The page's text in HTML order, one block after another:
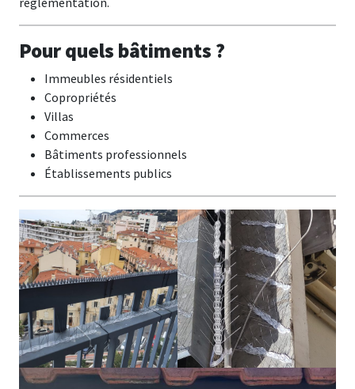
Pour quels bâtiments ?
Immeubles résidentiels
Copropriétés
Villas
Commerces
Bâtiments professionnels
Établissements publics